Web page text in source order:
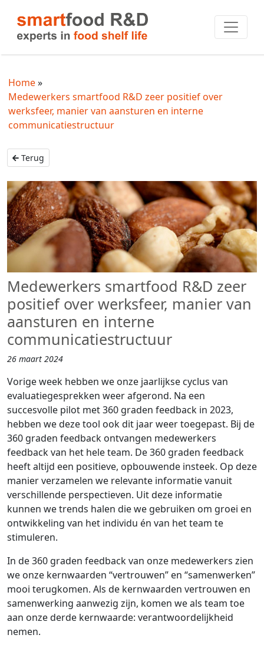
Home
Medewerkers smartfood R&D zeer positief over
werksfeer, manier van aansturen en interne
communicatiestructuur
Terug
Medewerkers smartfood R&D zeer
positief over werksfeer, manier van
aansturen en interne
communicatiestructuur
26 maart 2024
Vorige week hebben we onze jaarlijkse cyclus van
evaluatiegesprekken weer afgerond. Na een
succesvolle pilot met 360 graden feedback in 2023,
hebben we deze tool ook dit jaar weer toegepast. Bij de
360 graden feedback ontvangen medewerkers
feedback van het hele team. De 360 graden feedback
heeft altijd een positieve, opbouwende insteek. Op deze
manier verzamelen we relevante informatie vanuit
verschillende perspectieven. Uit deze informatie
kunnen we trends halen die we gebruiken om groei en
ontwikkeling van het individu én van het team te
stimuleren.
In de 360 graden feedback van onze medewerkers zien
we onze kernwaarden “vertrouwen” en “samenwerken”
mooi terugkomen. Als de kernwaarden vertrouwen en
samenwerking aanwezig zijn, komen we als team toe
aan onze derde kernwaarde: verantwoordelijkheid
nemen.